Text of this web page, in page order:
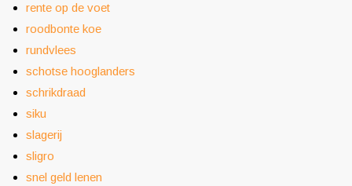
rente op de voet
roodbonte koe
rundvlees
schotse hooglanders
schrikdraad
siku
slagerij
sligro
snel geld lenen